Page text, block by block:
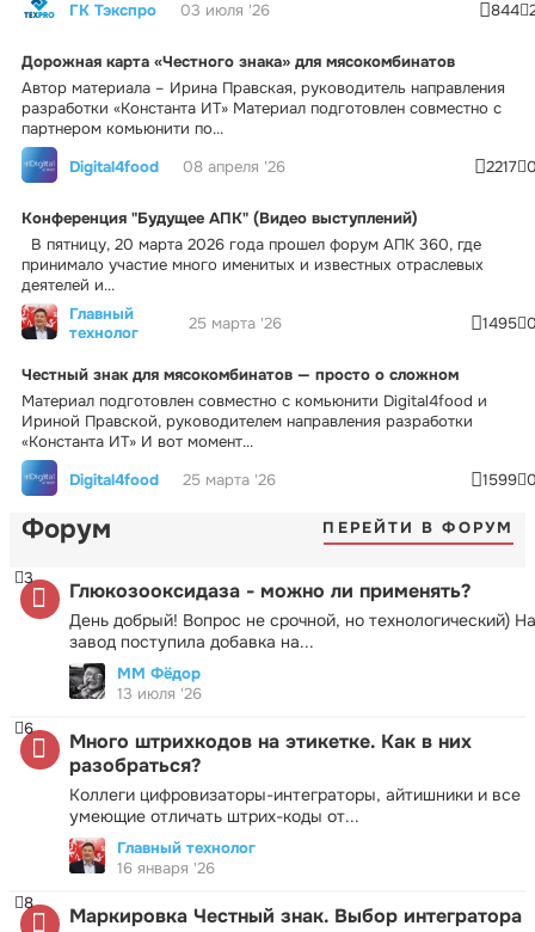
ГК Тэкспро 03 июля '26 844
Дорожная карта «Честного знака» для мясокомбинатов
Автор материала – Ирина Правская, руководитель направления
разработки «Константа ИТ» Материал подготовлен совместно с
партнером комьюнити по...
Digital4food
08 апреля '26 2217
Конференция "Будущее АПК" (Видео выступлений)
В пятницу, 20 марта 2026 года прошел форум АПК 360, где
принимало участие много именитых и известных отраслевых
деятелей и...
Главный
технолог
25 марта '26 1495
Честный знак для мясокомбинатов — просто о сложном
Материал подготовлен совместно с комьюнити Digital4food и
Ириной Правской, руководителем направления разработки
«Константа ИТ» И вот момент...
Digital4food
25 марта '26 1599
Форум ПЕРЕЙТИ В ФОРУМ
Глюкозооксидаза - можно ли применять?
День добрый! Вопрос не срочной, но технологический) На
завод поступила добавка на...
3
ММ Фёдор
13 июля '26
Много штрихкодов на этикетке. Как в них
разобраться?
Коллеги цифровизаторы-интеграторы, айтишники и все
умеющие отличать штрих-коды от...
6
Главный технолог
16 января '26
Маркировка Честный знак. Выбор интегратора
8